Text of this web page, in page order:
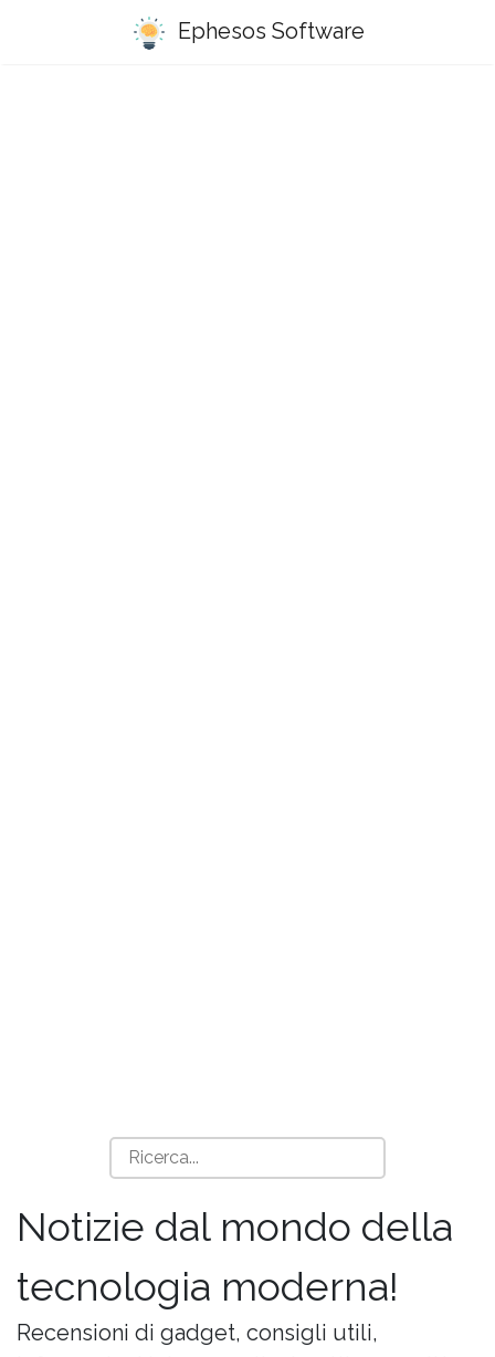
Ephesos Software
Notizie dal mondo della
tecnologia moderna!
Recensioni di gadget, consigli utili,